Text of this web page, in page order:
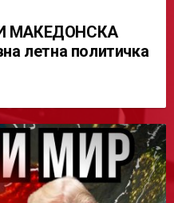
МАКЕДОНСКА
летна политичка